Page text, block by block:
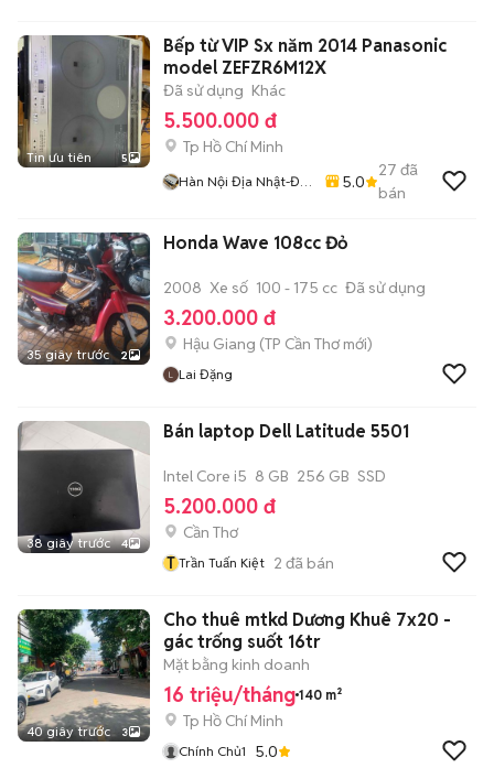
Tin ưu tiên 5
Bếp từ VIP Sx năm 2014 Panasonic
model ZEFZR6M12X
Đã sử dụng Khác
5.500.000 đ
Tp Hồ Chí Minh
Hàn Nội Địa Nhật-Đại
5.0
27 đã
bán
35 giây trước 2
Honda Wave 108cc Đỏ
2008 Xe số 100 - 175 cc Đã sử dụng
3.200.000 đ
Hậu Giang (TP Cần Thơmới)
Lai Đặng
38 giây trước 4
Bán laptop Dell Latitude 5501
Intel Core i5 8 GB 256 GB SSD
5.200.000 đ
Cần Thơ
T Trần Tuấn Kiệt 2 đã bán
40 giây trước 3
Cho thuê mtkd Dương Khuê 7x20 -
gác trống suốt 16tr
Mặt bằng kinh doanh
16 triệu/tháng 140 m²
Tp Hồ Chí Minh
Chính Chủ1 5.0